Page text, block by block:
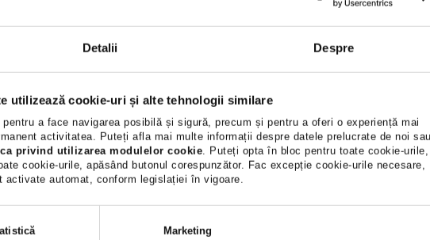
Detalii Despre
utilizează cookie-uri și alte tehnologii similare
a face navigarea posibilă și sigură, precum și pentru a oferi o experiență mai
activitatea. Puteți afla mai multe informații despre datele prelucrate de noi sau
privind utilizarea modulelor cookie. Puteți opta în bloc pentru toate cookie-urile,
cookie-urile, apăsând butonul corespunzător. Fac excepție cookie-urile necesare,
activate automat, conform legislației în vigoare.
consimțământuluiMarketing
DEDUCTIBIL
157.649Km
Rulat
VOLKSWAGEN TIGUAN
TVA INCLUS DEDUCTIBIL
Benzina
92.360Km 2021
Preț special Rulat
×